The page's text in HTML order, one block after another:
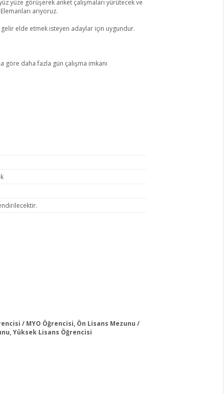
yüze görüşerek anket çalışmaları yürütecek ve
arıyoruz.
elde etmek isteyen adaylar için uygundur.
göre daha fazla gün çalışma imkanı
/ MYO Öğrencisi, Ön Lisans Mezunu /
Yüksek Lisans Öğrencisi